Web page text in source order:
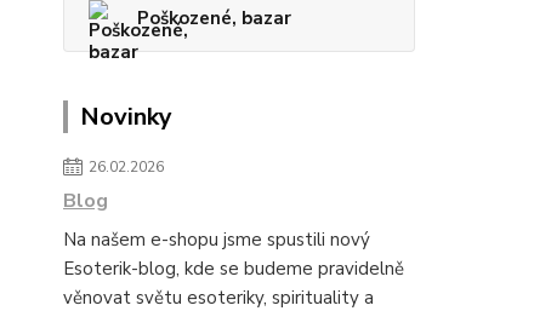
Poškozené, bazar
Novinky
26.02.2026
Blog
Na našem e-shopu jsme spustili nový
Esoterik-blog, kde se budeme pravidelně
věnovat světu esoteriky, spirituality a